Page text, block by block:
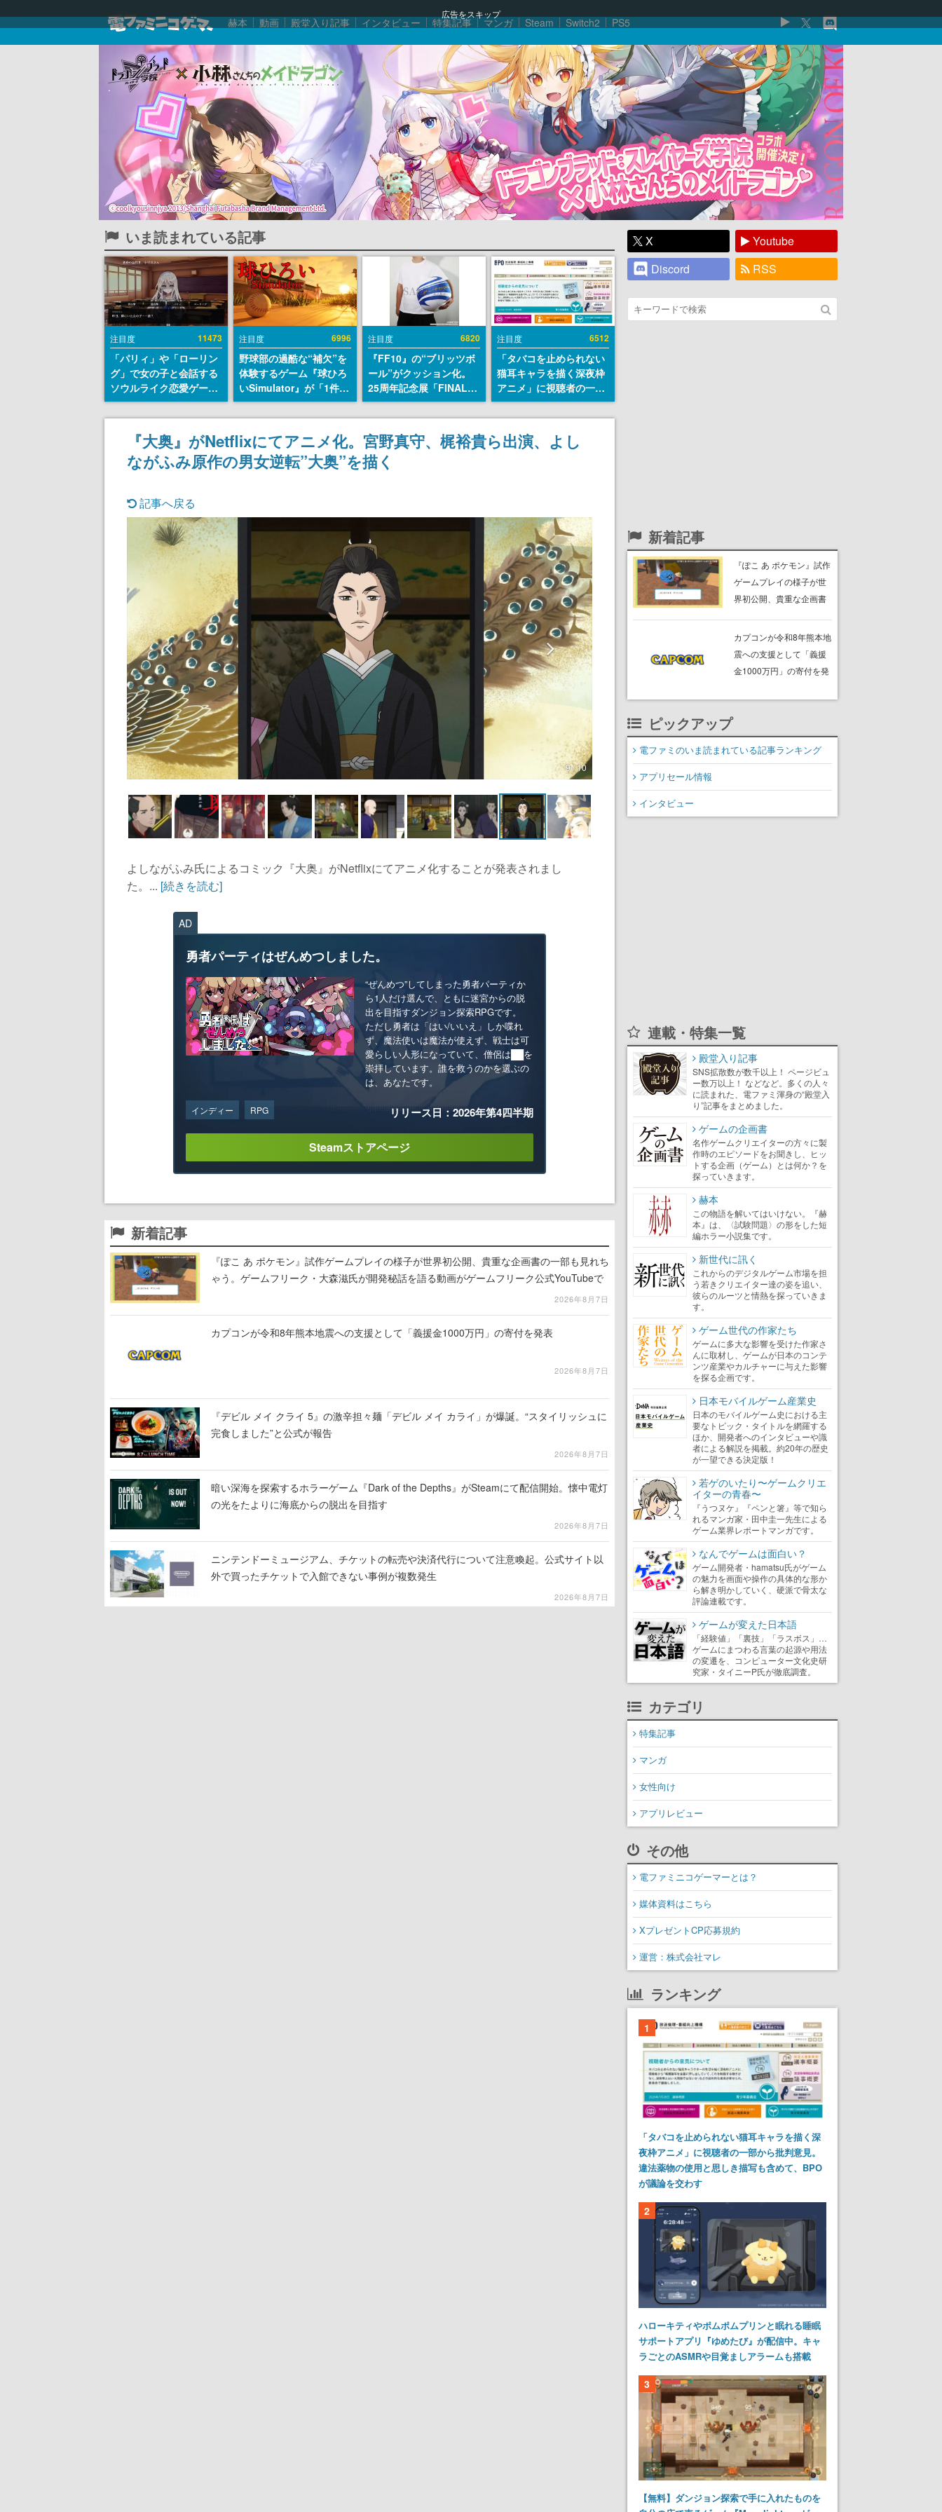
広告をスキップ
赫本 動画 殿堂入り記事 インタビュー 特集記事 マンガ Steam Switch2 PS5
いま読まれている記事
注目度 11473
「パリィ」や「ローリン
グ」で女の子と会話する
ソウルライク恋愛ゲーム
『小早川さんはソウルラ
イク』無料公開。返事に
失敗すると「YOU
DIED」
注目度 6996
野球部の過酷な“補欠”を
体験するゲーム『球ひろ
いSimulator』が「1件」
のウィッシュリストをも
とにチェコ語に対応し
SNSで話題に。『キング
ダム・カム』開発元やチ
ェコのプロ野球選手から
注目度 6820
『FF10』の“ブリッツボ
ール”がクッション化。
25周年記念展「FINAL
FANTASY X MUSEUM-
幻光の記憶-」のグッズ情
報が一部公開
注目度 6512
「タバコを止められない
猫耳キャラを描く深夜枠
アニメ」に視聴者の一部
から批判意見。違法薬物
の使用と思しき描写も含
めて、BPOが議論を交わ
す
『大奥』がNetflixにてアニメ化。宮野真守、梶裕貴ら出演、よし
ながふみ原作の男女逆転”大奥”を描く
記事へ戻る
9 / 10
よしながふみ氏によるコミック『大奥』がNetflixにてアニメ化することが発表されまし
た。... [続きを読む]
AD
勇者パーティはぜんめつしました。
“ぜんめつ”してしまった勇者パーティか
ら1人だけ選んで、ともに迷宮からの脱
出を目指すダンジョン探索RPGです。
ただし勇者は「はい/いいえ」しか喋れ
ず、魔法使いは魔法が使えず、戦士は可
愛らしい人形になっていて、僧侶は██を
崇拝しています。誰を救うのかを選ぶの
は、あなたです。
インディー RPG リリース日：2026年第4四半期
Steamストアページ
新着記事
『ぽこ あ ポケモン』試作ゲームプレイの様子が世界初公開、貴重な企画書の一部も見れち
ゃう。ゲームフリーク・大森滋氏が開発秘話を語る動画がゲームフリーク公式YouTubeで
2026年8月7日
カプコンが令和8年熊本地震への支援として「義援金1000万円」の寄付を発表
2026年8月7日
『デビル メイ クライ 5』の激辛担々麺「デビル メイ カライ」が爆誕。“スタイリッシュに
完食しました”と公式が報告
2026年8月7日
暗い深海を探索するホラーゲーム『Dark of the Depths』がSteamにて配信開始。懐中電灯
の光をたよりに海底からの脱出を目指す
2026年8月7日
ニンテンドーミュージアム、チケットの転売や決済代行について注意喚起。公式サイト以
外で買ったチケットで入館できない事例が複数発生
2026年8月7日
X
Youtube
Discord
RSS
新着記事
『ぽこ あ ポケモン』試作
ゲームプレイの様子が世
界初公開、貴重な企画書
ームフリーク・大森滋氏
が開発秘話を語る動画が
ゲームフリーク公式
カプコンが令和8年熊本地
震への支援として「義援
金1000万円」の寄付を発
ピックアップ
電ファミのいま読まれている記事ランキング
アプリセール情報
インタビュー
連載・特集一覧
殿堂入り記事
SNS拡散数が数千以上！ ページビュ
ー数万以上！ などなど。多くの人々
に読まれた、電ファミ渾身の“殿堂入
り”記事をまとめました。
ゲームの企画書
名作ゲームクリエイターの方々に製
作時のエピソードをお聞きし、ヒッ
トする企画（ゲーム）とは何か？を
探っていきます。
赫本
この物語を解いてはいけない。『赫
本』は、〈試験問題〉の形をした短
編ホラー小説集です。
新世代に訊く
これからのデジタルゲーム市場を担
う若きクリエイター達の姿を追い、
彼らのルーツと情熱を探っていきま
す。
ゲーム世代の作家たち
ゲームに多大な影響を受けた作家さ
んに取材し、ゲームが日本のコンテ
ンツ産業やカルチャーに与えた影響
を探る企画です。
日本モバイルゲーム産業史
日本のモバイルゲーム史における主
要なトピック・タイトルを網羅する
ほか、開発者へのインタビューや識
者による解説を掲載。約20年の歴史
が一望できる決定版！
若ゲのいたり〜ゲームクリエ
イターの青春〜
『うつヌケ』『ペンと箸』等で知ら
れるマンガ家・田中圭一先生による
ゲーム業界レポートマンガです。
なんでゲームは面白い？
ゲーム開発者・hamatsu氏がゲーム
の魅力を画面や操作の具体的な形か
ら解き明かしていく、硬派で骨太な
評論連載です。
ゲームが変えた日本語
「経験値」「裏技」「ラスボス」…
ゲームにまつわる言葉の起源や用法
の変遷を、コンピューター文化史研
究家・タイニーP氏が徹底調査。
カテゴリ
特集記事
マンガ
女性向け
アプリレビュー
その他
電ファミニコゲーマーとは？
媒体資料はこちら
XプレゼントCP応募規約
運営：株式会社マレ
ランキング
1
「タバコを止められない猫耳キャラを描く深
夜枠アニメ」に視聴者の一部から批判意見。
違法薬物の使用と思しき描写も含めて、BPO
が議論を交わす
2
ハローキティやポムポムプリンと眠れる睡眠
サポートアプリ『ゆめたび』が配信中。キャ
ラごとのASMRや目覚ましアラームも搭載
3
【無料】ダンジョン探索で手に入れたものを